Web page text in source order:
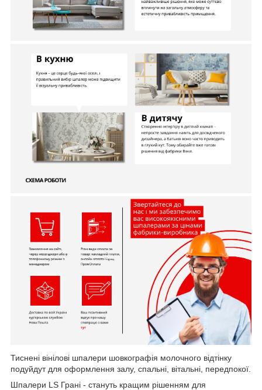
Тиснені вінілові шпалери шовкографія молочного відтінку
подуйдут для оформлення залу, спальні, вітальні, передпокої.
Шпалери LS Грані - стануть кращим рішенням для